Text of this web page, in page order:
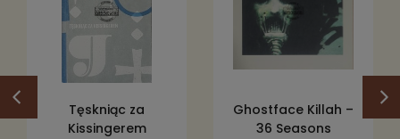
Tęskniąc za
Kissingerem
Ghostface Killah –
36 Seasons